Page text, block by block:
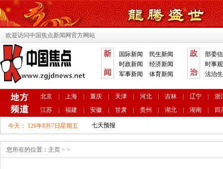
欢迎访问中国焦点新闻网官方网站
国际新闻
民生新闻
时政新闻
经济新闻
军事新闻
体育新闻
部委
时事
法治
北京 上海 重庆 天津 河北 吉林 辽宁
浙
江苏
福建 安徽 甘肃 贵州 湖北 湖南 四
今天： 126年8月7日星期五
您所在的位置： 主页 > >